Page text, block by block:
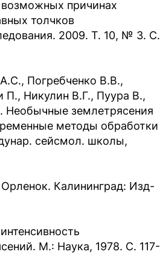
причинах
толчков
2009. Т. 10, № 3. С.
Погребченко В.В.,
П., Никулин В.Г., Пуура В.,
Необычные землетрясения
методы обработки
сейсмол. школы,
Калининград: Изд-
М.: Наука, 1978. С. 117-